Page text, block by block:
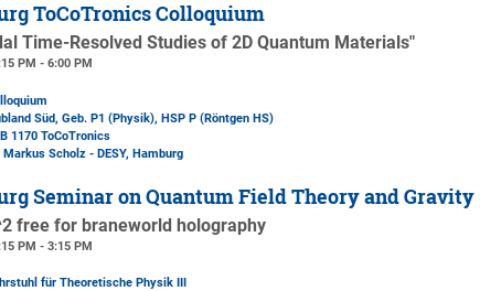
ToCoTronics Colloquium
Time-Resolved Studies of 2D Quantum Materials"
PM - 6:00 PM
Süd, Geb. P1 (Physik), HSP P (Röntgen HS)
1170 ToCoTronics
Markus Scholz - DESY, Hamburg
Seminar on Quantum Field Theory and Gravity
free for braneworld holography
PM - 3:15 PM
für Theoretische Physik III